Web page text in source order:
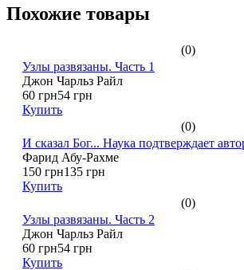
Похожие товары
(0)
Узлы развязаны. Часть 1
Джон Чарльз Райл
60 грн54 грн
Купить
(0)
И сказал Бог... Наука подтверждает
Фарид Абу-Рахме
150 грн135 грн
Купить
(0)
Узлы развязаны. Часть 2
Джон Чарльз Райл
60 грн54 грн
Купить